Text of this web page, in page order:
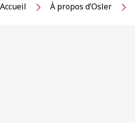
Accueil À propos d’Osler